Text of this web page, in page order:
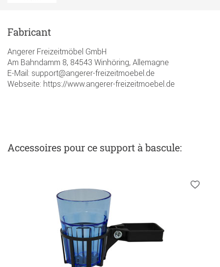
Fabricant
Angerer Freizeitmöbel GmbH
Am Bahndamm 8, 84543 Winhöring, Allemagne
E-Mail: support@angerer-freizeitmoebel.de
Webseite: https://www.angerer-freizeitmoebel.de
Accessoires pour ce support à bascule: